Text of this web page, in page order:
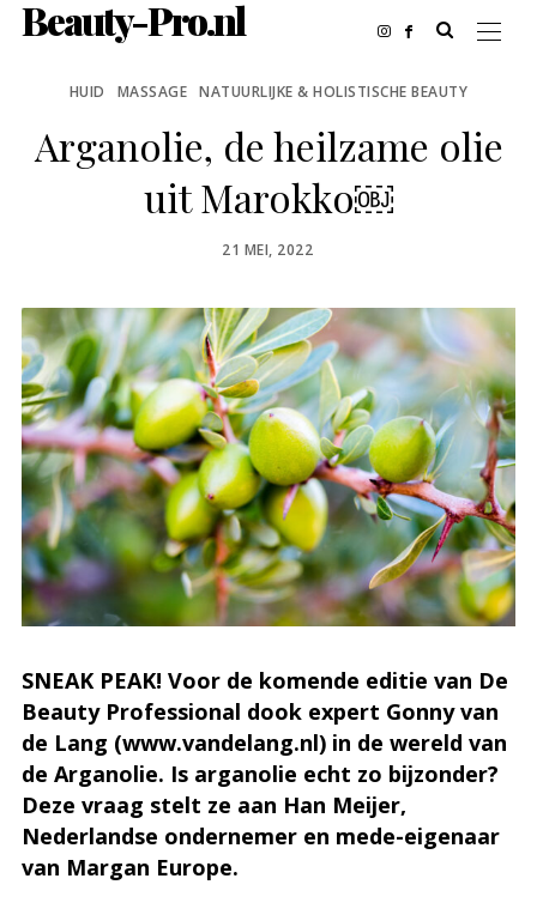
Beauty-Pro.nl
HUID MASSAGE NATUURLIJKE & HOLISTISCHE BEAUTY
Arganolie, de heilzame olie
uit Marokko￼
POSTED
21 MEI, 2022
SNEAK PEAK! Voor de komende editie van De
Beauty Professional dook expert Gonny van
de Lang (www.vandelang.nl) in de wereld van
de Arganolie. Is arganolie echt zo bijzonder?
Deze vraag stelt ze aan Han Meijer,
Nederlandse ondernemer en mede-eigenaar
van Margan Europe.